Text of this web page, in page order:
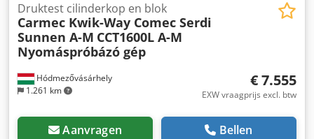
Hódmezővásárhely
1.261 km
Druktest cilinderkop en blok
Carmec Kwik-Way Comec Serdi
Sunnen A-M CCT1600L A-M
Nyomáspróbázó gép
€ 7.555
EXW vraagprijs excl. btw
Aanvragen Bellen